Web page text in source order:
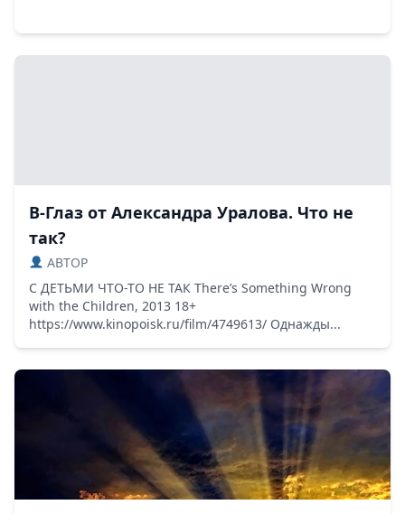
В-Глаз от Александра Уралова. Что не
так?
ABTOP
С ДЕТЬМИ ЧТО-ТО НЕ ТАК There’s Something Wrong
with the Children, 2013 18+
https://www.kinopoisk.ru/film/4749613/ Однажды...